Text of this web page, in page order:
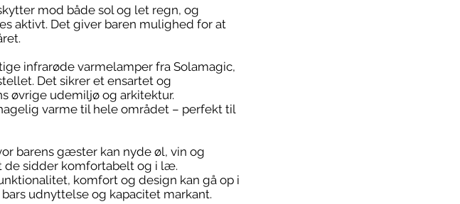
mod både sol og let regn, og
aktivt. Det giver baren mulighed for at
infrarøde varmelamper fra Solamagic,
Det sikrer et ensartet og
øvrige udemiljø og arkitektur.
varme til hele området – perfekt til
barens gæster kan nyde øl, vin og
de sidder komfortabelt og i læ.
komfort og design kan gå op i
udnyttelse og kapacitet markant.